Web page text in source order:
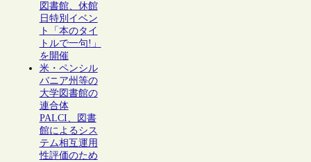
図書館、休館
日特別イベン
ト「本のタイ
トルで一句!」
を開催
米・ペンシル
バニア州等の
大学図書館の
連合体
PALCI、図書
館によるシス
テム相互運用
性評価のため